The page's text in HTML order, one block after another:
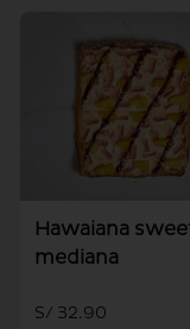
Hawaiana
mediana
S/ 32.90